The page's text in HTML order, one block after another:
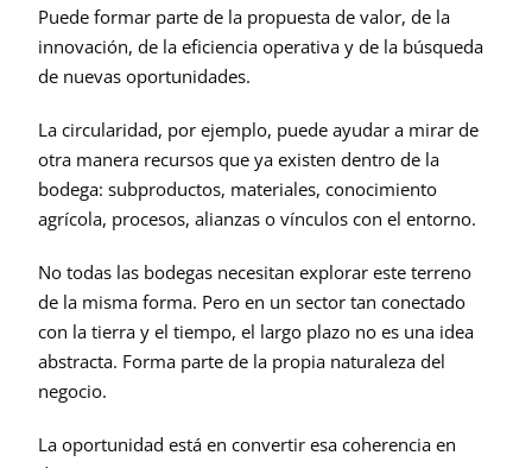
Puede formar parte de la propuesta de valor, de la
innovación, de la eficiencia operativa y de la búsqueda
de nuevas oportunidades.
La circularidad, por ejemplo, puede ayudar a mirar de
otra manera recursos que ya existen dentro de la
bodega: subproductos, materiales, conocimiento
agrícola, procesos, alianzas o vínculos con el entorno.
No todas las bodegas necesitan explorar este terreno
de la misma forma. Pero en un sector tan conectado
con la tierra y el tiempo, el largo plazo no es una idea
abstracta. Forma parte de la propia naturaleza del
negocio.
La oportunidad está en convertir esa coherencia en